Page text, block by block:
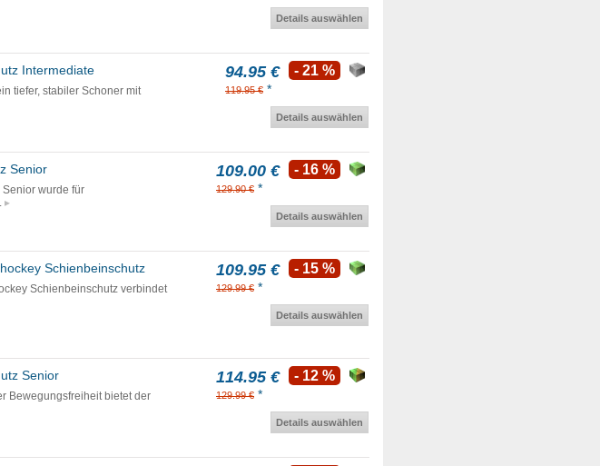
Details auswählen
Intermediate
tiefer, stabiler Schoner mit
94.95 €
119.95 € *
- 21 %
Details auswählen
Senior
Senior wurde für
109.00 €
129.90 € *
- 16 %
Details auswählen
Schienbeinschutz
Schienbeinschutz verbindet
109.95 €
129.99 € *
- 15 %
Details auswählen
Senior
Bewegungsfreiheit bietet der
114.95 €
129.99 € *
- 12 %
Details auswählen